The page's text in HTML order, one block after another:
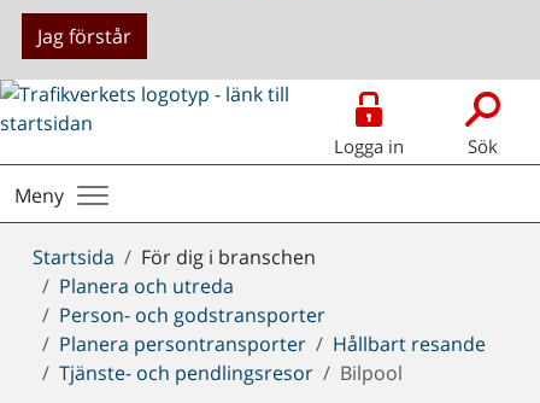
Jag förstår
Logga in Sök
Meny
Du
är
här:
Startsida
För dig i branschen
Planera och utreda
Person- och godstransporter
Planera persontransporter
Hållbart resande
Tjänste- och pendlingsresor
Bilpool